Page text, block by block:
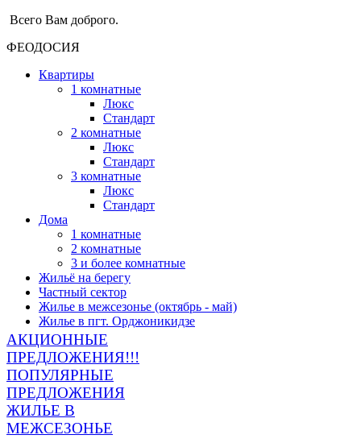
Всего Вам доброго.
ФЕОДОСИЯ
Квартиры
1 комнатные
Люкс
Стандарт
2 комнатные
Люкс
Стандарт
3 комнатные
Люкс
Стандарт
Дома
1 комнатные
2 комнатные
3 и более комнатные
Жильё на берегу
Частный сектор
Жилье в межсезонье (октябрь - май)
Жилье в пгт. Орджоникидзе
АКЦИОННЫЕ
ПРЕДЛОЖЕНИЯ!!!
ПОПУЛЯРНЫЕ
ПРЕДЛОЖЕНИЯ
ЖИЛЬЕ В
МЕЖСЕЗОНЬЕ